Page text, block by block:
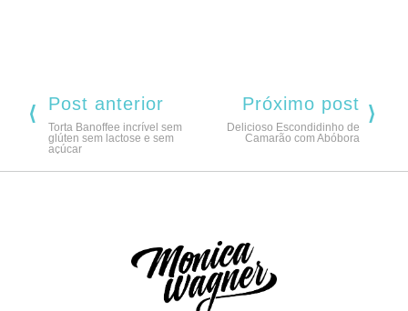
Post anterior
Torta Banoffee incrível sem
glúten sem lactose e sem
açúcar
Próximo post
Delicioso Escondidinho de
Camarão com Abóbora